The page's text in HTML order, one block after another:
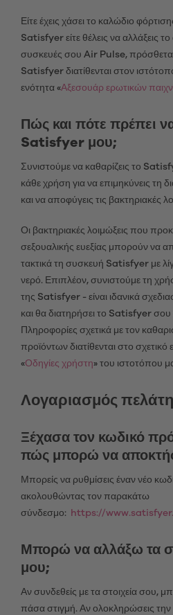
Είτε έχεις χάσει το καλώδιο
Satisfyer είτε θέλεις να αλλάξεις
συσκευές σου Air Pulse, πρόσθετα
Satisfyer διατίθενται στον
ενότητα «Αξεσουάρ ερωτικών
Πώς και πότε πρέπει
Satisfyer μου;
Συνιστούμε να καθαρίζεις το
κάθε χρήση για να επιμηκύνεις τη
και να αποφύγεις τις βακτηριακές
Οι βακτηριακές λοιμώξεις που
σεξουαλικής ευεξίας μπορούν να
τακτικά τη συσκευή Satisfyer με
νερό. Επιπλέον, συνιστούμε τη
της Satisfyer - είναι ιδανικά
και θα διατηρήσει το Satisfyer
Πληροφορίες σχετικά με τον
προϊόντων διατίθενται στο σχετικό
«Οδηγίες χρήστη» του ιστοτόπου
Λογαριασμός πελάτη
Ξέχασα τον κωδικό
πώς μπορώ να
Μπορείς να ρυθμίσεις έναν νέο
ακολουθώντας τον παρακάτω
σύνδεσμο:
https://
Μπορώ να αλλάξω τα
μου;
Αν συνδεθείς με τα στοιχεία σου,
πάσα στιγμή. Αν ολοκληρώσεις